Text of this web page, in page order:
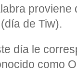
proviene
de Tiw).
día le
como